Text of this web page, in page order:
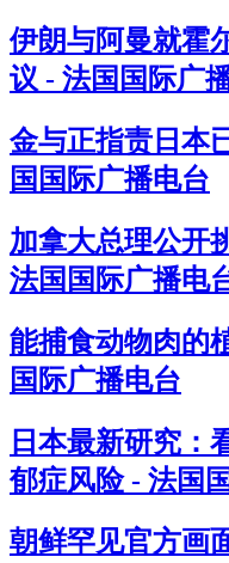
伊朗与阿曼就霍
议 - 法国国际广
金与正指责日本
国国际广播电台
加拿大总理公开
法国国际广播电
能捕食动物肉的
国际广播电台
日本最新研究：
郁症风险 - 法国
朝鲜罕见官方画